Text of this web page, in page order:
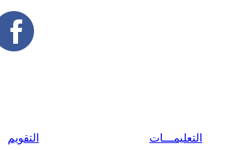
التعليمـــات التقويم